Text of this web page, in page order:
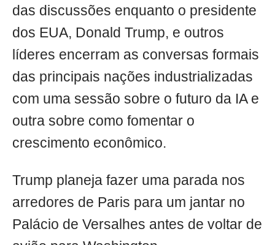
das discussões enquanto o presidente
dos EUA, Donald Trump, e outros
líderes encerram as conversas formais
das principais nações industrializadas
com uma sessão sobre o futuro da IA e
outra sobre como fomentar o
crescimento econômico.
Trump planeja fazer uma parada nos
arredores de Paris para um jantar no
Palácio de Versalhes antes de voltar de